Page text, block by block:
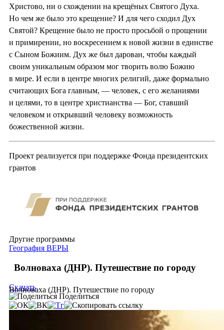
Христово, ни о схождении на крещёных Святого Духа.
Но чем же было это крещение? И для чего сходил Дух
Святой? Крещение было не просто просьбой о прощении
и примирении, но воскресением к новой жизни в единстве
с Сыном Божиим. Дух же был дарован, чтобы каждый
своим уникальным образом мог творить волю Божию
в мире. И если в центре многих религий, даже формально
считающих Бога главным, — человек, с его желаниями
и целями, то в центре христианства — Бог, ставший
человеком и открывший человеку возможность
божественной жизни.
Проект реализуется при поддержке Фонда президентских
грантов
Другие программы
География ВЕРЫ
Волноваха (ДНР). Путешествие по городу
Волноваха (ДНР). Путешествие по городу
Скачать
Поделиться